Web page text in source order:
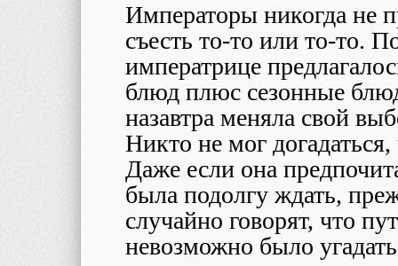
Императоры никогда не
съесть то-то или то-то.
императрице
блюд плюс сезонные
назавтра меняла свой
Никто не мог
Даже если она
была подолгу ждать,
случайно говорят, что
невозможно было